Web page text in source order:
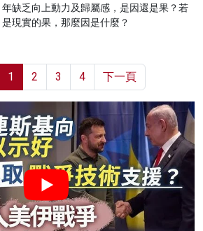
年缺乏向上動力及歸屬感，是因還是果？若
是現實的果，那麼因是什麼？
1 2 3 4 下一頁